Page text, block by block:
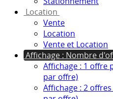
Location
Vente
Location
Vente et Location
Affichage : Nombre
Affichage : 1 offre
par offre)
Affichage : 2